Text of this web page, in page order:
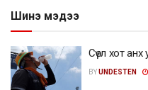
Шинэ мэдээ
Сөүл хот
BYUNDESTEN